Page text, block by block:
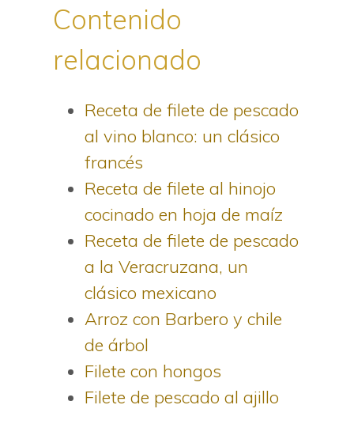
Contenido
relacionado
Receta de filete de pescado
al vino blanco: un clásico
francés
Receta de filete al hinojo
cocinado en hoja de maíz
Receta de filete de pescado
a la Veracruzana, un
clásico mexicano
Arroz con Barbero y chile
de árbol
Filete con hongos
Filete de pescado al ajillo